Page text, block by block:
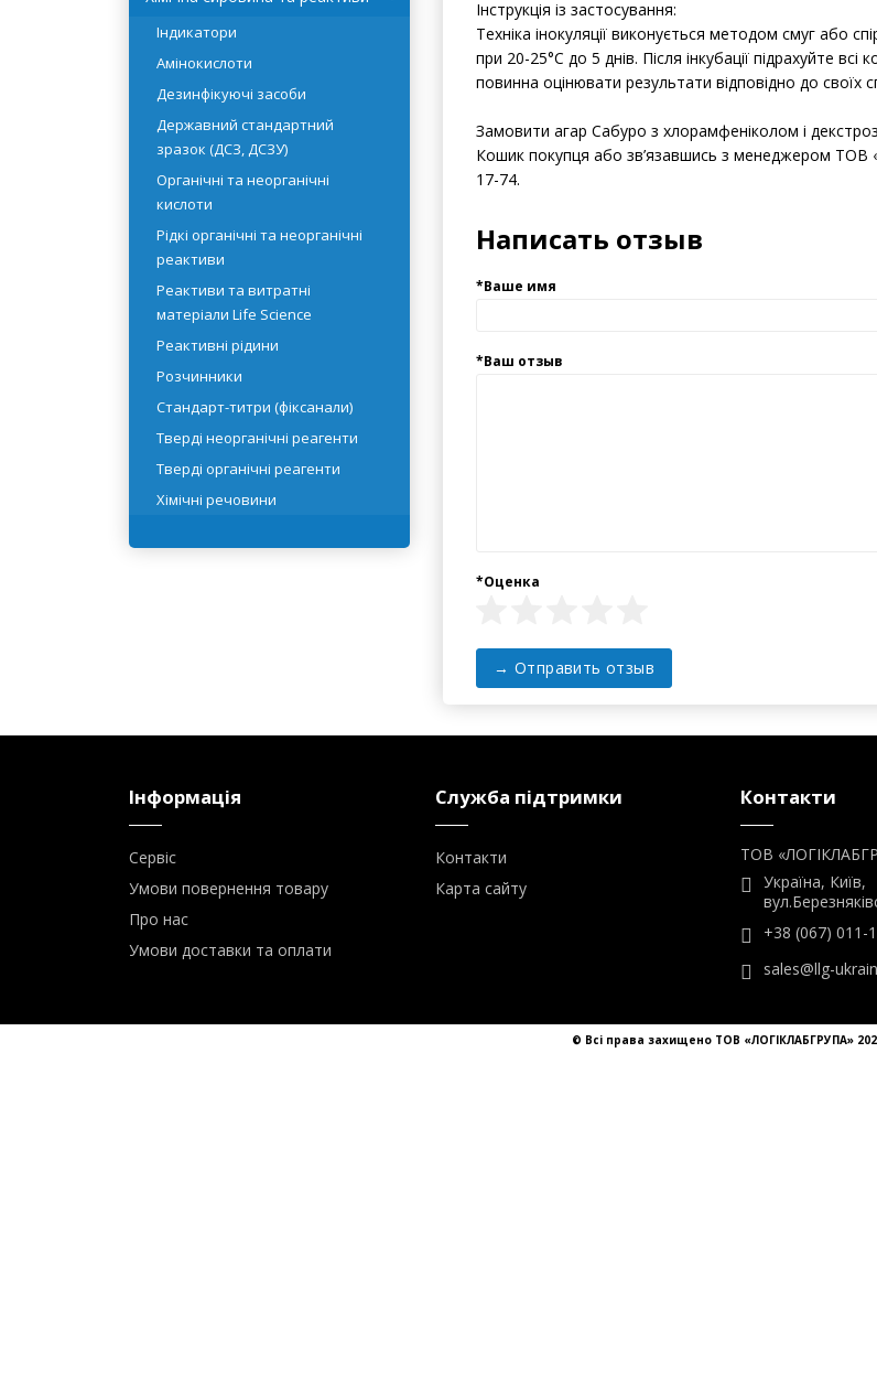
Індикатори
Амінокислоти
Дезинфікуючі засоби
Державний стандартний
зразок (ДСЗ, ДСЗУ)
Органічні та неорганічні
кислоти
Рідкі органічні та неорганічні
реактиви
Реактиви та витратні
матеріали Life Science
Реактивні рідини
Розчинники
Стандарт-титри (фіксанали)
Тверді неорганічні реагенти
Хлорамфенікол — 0.05
Інструкція із застосування:
Техніка інокуляції виконується методом cмуг або
повинна оцінювати результати відповідно до своїх
Замовити агар Сабуро з хлорамфеніколом і
17-74.
Інформація
Сервіс
Умови повернення товару
Про нас
Умови доставки та оплати
Служба підтримки
Контакти
Карта сайту
Контакти
ТОВ
+38 (067)
sales@llg-
© Всі права захищено ТОВ «ЛОГІКЛАБГРУПА»